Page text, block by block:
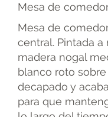
Mesa de
Mesa de
central. Pintada
madera nogal
blanco roto
decapado y
para que